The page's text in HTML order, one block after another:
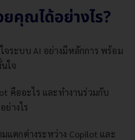
คุณได้อย่างไร?
จระบบ AI อย่างมีหลักการ พร้อม
ใจ
คืออะไร และทำงานร่วมกับ
ย่างไร
แตกต่างระหว่าง Copilot และ